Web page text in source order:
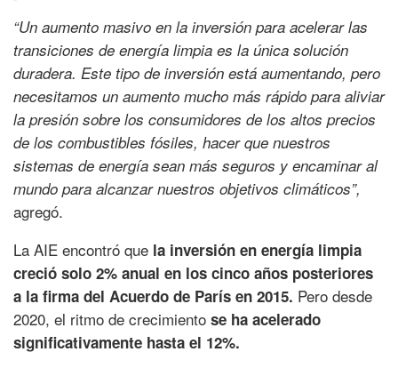
“Un aumento masivo en la inversión para acelerar las
transiciones de energía limpia es la única solución
duradera. Este tipo de inversión está aumentando, pero
necesitamos un aumento mucho más rápido para aliviar
la presión sobre los consumidores de los altos precios
de los combustibles fósiles, hacer que nuestros
sistemas de energía sean más seguros y encaminar al
mundo para alcanzar nuestros objetivos climáticos”,
agregó.
La AIE encontró que la inversión en energía limpia
creció solo 2% anual en los cinco años posteriores
a la firma del Acuerdo de París en 2015. Pero desde
2020, el ritmo de crecimiento se ha acelerado
significativamente hasta el 12%.